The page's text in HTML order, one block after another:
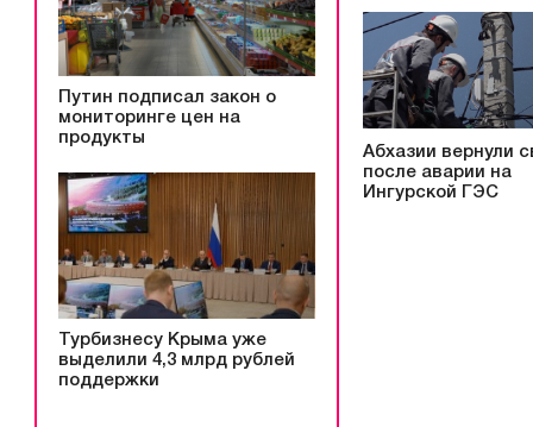
Путин подписал закон о
мониторинге цен на
продукты
Турбизнесу Крыма уже
выделили 4,3 млрд рублей
поддержки
Абхазии вернули
после аварии на
Ингурской ГЭС